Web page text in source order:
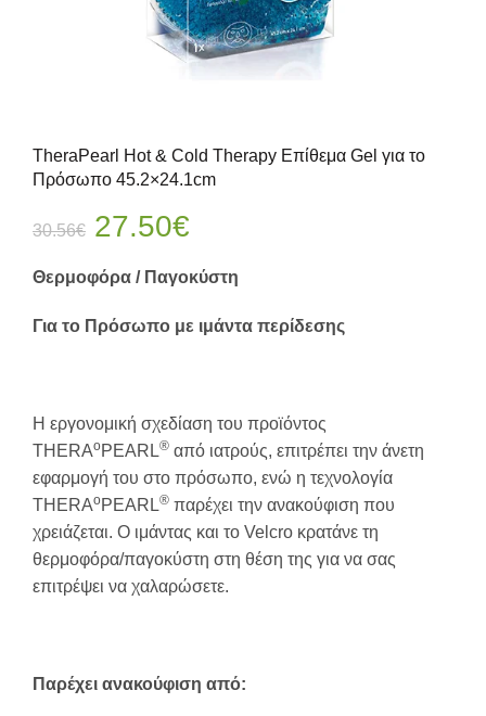
TheraPearl Hot & Cold Therapy Επίθεμα Gel για το
Πρόσωπο 45.2×24.1cm
30.56€ Original
price
was:
27.50€
τρέχουσα
τιμή
27.50€.
Θερμοφόρα / Παγοκύστη
Για το Πρόσωπο με ιμάντα περίδεσης
Η εργονομική σχεδίαση του προϊόντος
THERAoPEARL® από ιατρούς, επιτρέπει την άνετη
εφαρμογή του στο πρόσωπο, ενώ η τεχνολογία
THERAoPEARL® παρέχει την ανακούφιση που
χρειάζεται. Ο ιμάντας και το Velcro κρατάνε τη
θερμοφόρα/παγοκύστη στη θέση της για να σας
επιτρέψει να χαλαρώσετε.
Παρέχει ανακούφιση από: